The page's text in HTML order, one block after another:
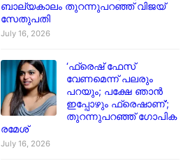
ബാല്യകാലം തുറന്നുപറഞ്ഞ് വിജയ്
സേതുപതി
July 16, 2026
‘ഫ്രെഷ് ഫേസ്
വേണമെന്ന് പലരും
പറയും; പക്ഷേ ഞാൻ
ഇപ്പോഴും ഫ്രെഷാണ്’;
തുറന്നുപറഞ്ഞ് ഗോപിക
രമേശ്
July 16, 2026